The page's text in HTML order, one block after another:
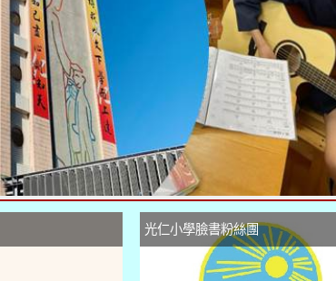
光仁小學臉書粉絲團